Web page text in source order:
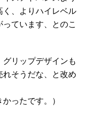
く、よりハイレベル
ています、とのこ
リップデザインも
れそうだな、と改め
ったです。）